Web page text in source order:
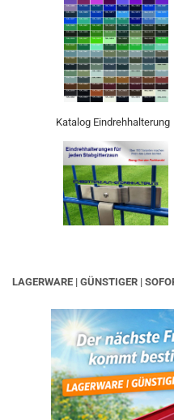
Katalog Eindrehhalterung
LAGERWARE | GÜNSTIGER |